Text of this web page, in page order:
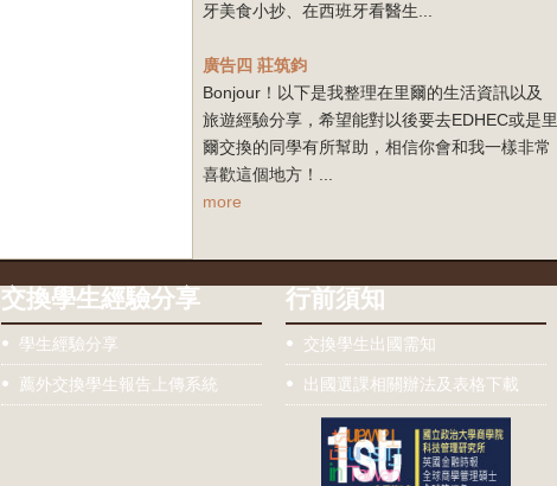
牙美食小抄、在西班牙看醫生...
廣告四 莊筑鈞
Bonjour！以下是我整理在里爾的生活資訊以及
旅遊經驗分享，希望能對以後要去EDHEC或是里
爾交換的同學有所幫助，相信你會和我一樣非常
喜歡這個地方！...
more
交換學生經驗分享
學生經驗分享
薦外交換學生報告上傳系統
行前須知
交換學生出國需知
出國選課相關辦法及表格下載